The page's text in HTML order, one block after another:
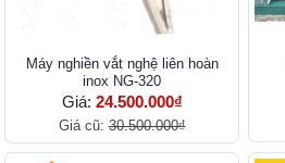
Máy nghiền vắt nghệ liên hoàn
inox NG-320
Giá: 24.500.000₫
Giá cũ:30.500.000₫